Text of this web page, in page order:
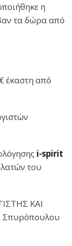
η
τα δώρα από
έκαστη από
i-spirit
του
ΚΑΙ
Σπυρόπουλου